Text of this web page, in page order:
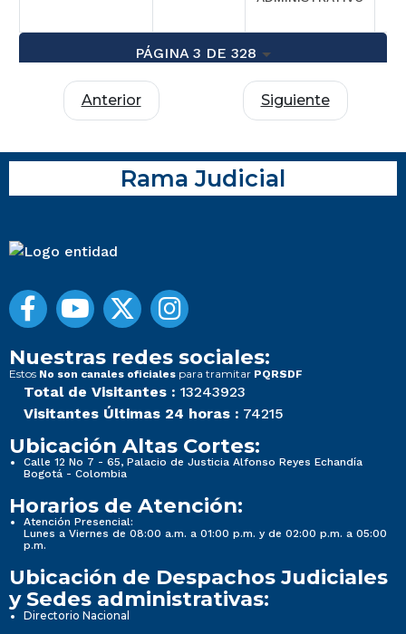
PÁGINA 3 DE 328
Anterior Siguiente
Rama Judicial
Nuestras redes sociales:
Estos No son canales oficiales para tramitar PQRSDF
Total de Visitantes : 13243923
Visitantes Últimas 24 horas : 74215
Ubicación Altas Cortes:
Calle 12 No 7 - 65, Palacio de Justicia Alfonso Reyes Echandía
Bogotá - Colombia
Horarios de Atención:
Atención Presencial:
Lunes a Viernes de 08:00 a.m. a 01:00 p.m. y de 02:00 p.m. a 05:00
p.m.
Ubicación de Despachos Judiciales
y Sedes administrativas:
Directorio Nacional